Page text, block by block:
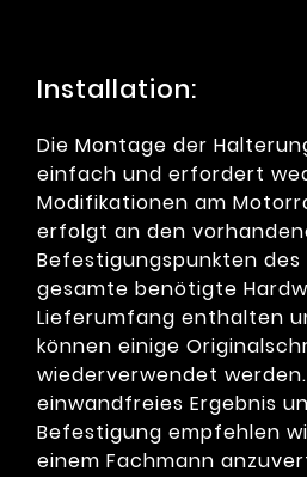
Installation:
Die Montage der
einfach und erfordert
Modifikationen am
erfolgt an den
Befestigungspunkten des
gesamte benötigte
Lieferumfang enthalten
können einige
wiederverwendet
einwandfreies Ergebnis
Befestigung empfehlen
einem Fachmann